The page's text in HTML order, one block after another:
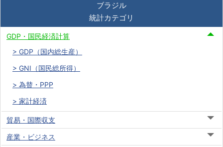
ブラジル
統計カテゴリ
GDP・国民経済計算
GDP（国内総生産）
GNI（国民総所得）
為替・PPP
家計経済
貿易・国際収支
産業・ビジネス